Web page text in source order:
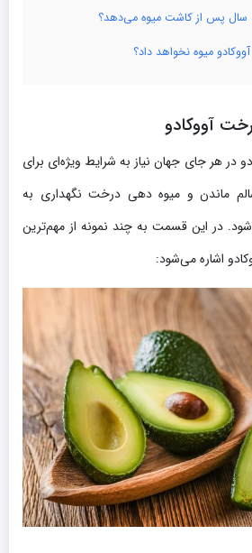
آووکادو
هر جای جهان نیاز به شرایط ویژه‌ای برای
ماندن و میوه دهی درخت نگهداری به
در این قسمت به چند نمونه از مهم‌ترین
اشاره می‌شود: